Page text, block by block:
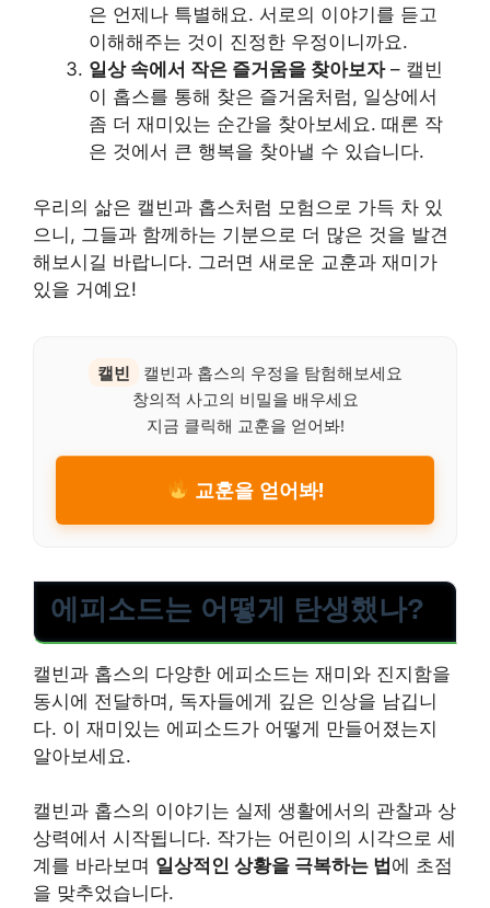
은 언제나 특별해요. 서로의 이야기를 듣고
이해해주는 것이 진정한 우정이니까요.
일상 속에서 작은 즐거움을 찾아보자– 캘빈
이 홉스를 통해 찾은 즐거움처럼, 일상에서
좀 더 재미있는 순간을 찾아보세요. 때론 작
은 것에서 큰 행복을 찾아낼 수 있습니다.
우리의 삶은 캘빈과 홉스처럼 모험으로 가득 차 있
으니, 그들과 함께하는 기분으로 더 많은 것을 발견
해보시길 바랍니다. 그러면 새로운 교훈과 재미가
있을 거예요!
캘빈
캘빈과 홉스의 우정을 탐험해보세요
창의적 사고의 비밀을 배우세요
지금 클릭해 교훈을 얻어봐!
교훈을 얻어봐!
에피소드는 어떻게 탄생했나?
캘빈과 홉스의 다양한 에피소드는 재미와 진지함을
동시에 전달하며, 독자들에게 깊은 인상을 남깁니
다. 이 재미있는 에피소드가 어떻게 만들어졌는지
알아보세요.
캘빈과 홉스의 이야기는 실제 생활에서의 관찰과 상
상력에서 시작됩니다. 작가는 어린이의 시각으로 세
계를 바라보며 일상적인 상황을 극복하는 법 에 초점
을 맞추었습니다.